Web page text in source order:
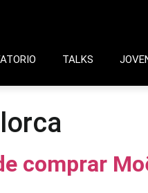
TALKS
comprar